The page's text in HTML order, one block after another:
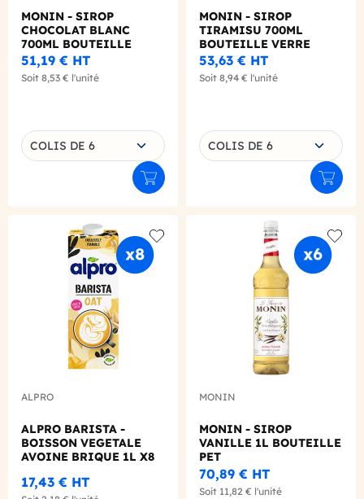
MONIN - SIROP
CHOCOLAT BLANC
700ML BOUTEILLE
VERRE
51,19 € HT
Soit 8,53 € l'unité
Choisissez une déclinaison
COLIS DE 6
Ajouter au panier
MONIN - SIROP
TIRAMISU 700ML
BOUTEILLE VERRE
53,63 € HT
Soit 8,94 € l'unité
Choisissez une déclinaison
COLIS DE 6
Add to wishlist
ALPRO
ALPRO BARISTA -
BOISSON VEGETALE
AVOINE BRIQUE 1L X8
17,43 € HT
Add
MONIN
MONIN - SIROP
VANILLE 1L BOUTEILLE
PET
70,89 € HT
Soit 11,82 € l'unité